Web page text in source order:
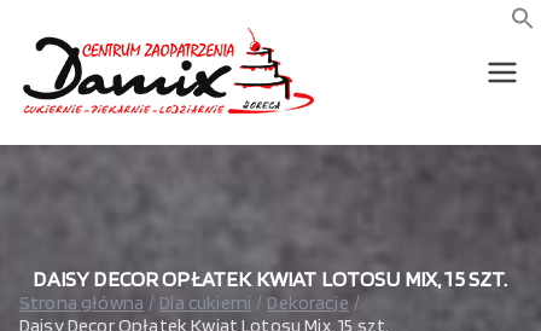
treści
wszystko
gastrono
wszystko dla piekarni,
DAISY DECOR OPŁATEK KWIAT LOTOSU MIX, 15 SZT.
Strona główna Dla cukierni
Dekoracje
Daisy Decor Opłatek Kwiat Lotosu Mix, 15 szt.